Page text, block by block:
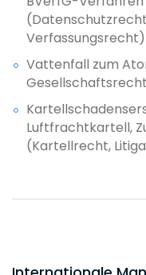
Verfassungsrecht)
Vattenfall zum
Luftfrachtkartell,
(Kartellrecht,